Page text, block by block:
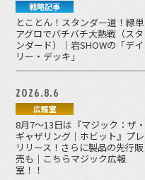
戦略記事
とことん！スタンダー道！緑単
アグロでバチバチ大熱戦（スタ
ンダード）｜岩SHOWの「デイ
リー・デッキ」
2026.8.6
広報室
8月7～13日は『マジック：ザ・
ギャザリング｜ホビット』プレ
リリース！さらに製品の先行販
売も｜こちらマジック広報
室！！